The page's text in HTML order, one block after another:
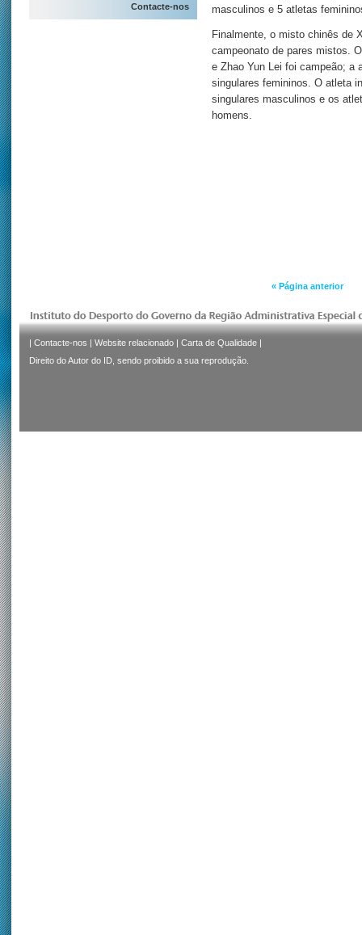
Contacte-nos
masculinos e 5 atletas
Finalmente, o misto chinês de
campeonato de pares mistos.
e Zhao Yun Lei foi campeão; a
singulares femininos. O atleta
singulares masculinos e os
homens.
« Página anterior
| Contacte-nos | Website relacionado | Carta de Qualidade |
Direito do Autor do ID, sendo proibido a sua reprodução.